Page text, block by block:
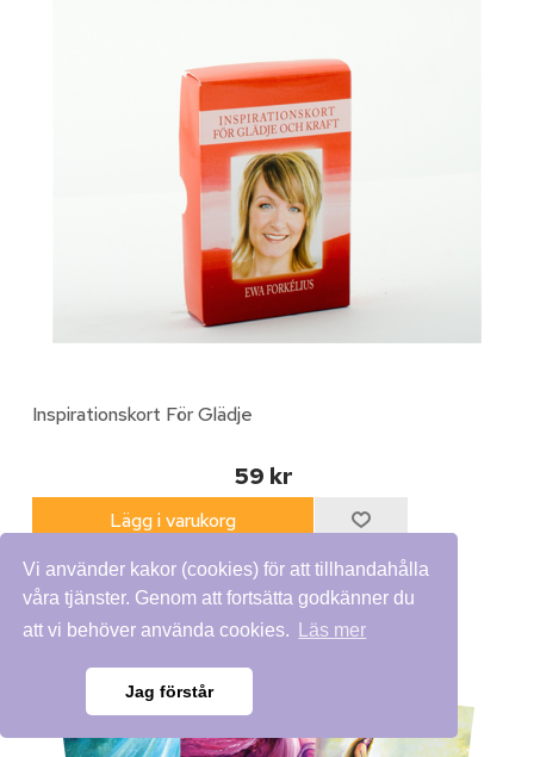
Vi använder kakor (cookies) för att tillhandahålla
våra tjänster. Genom att fortsätta godkänner du
att vi behöver använda cookies.
Läs mer
Jag förstår
Inspirationskort För Glädje
59 kr
17% rabatt